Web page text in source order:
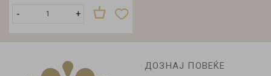
- +
ДОЗНАЈ ПОВЕЌЕ